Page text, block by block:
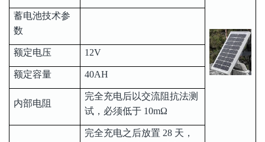
蓄电池技术参
数
额定电压 12V
额定容量 40AH
内部电阻
完全充电后以交流阻抗法测
试，必须低于 10mΩ
完全充电之后放置 28 天，